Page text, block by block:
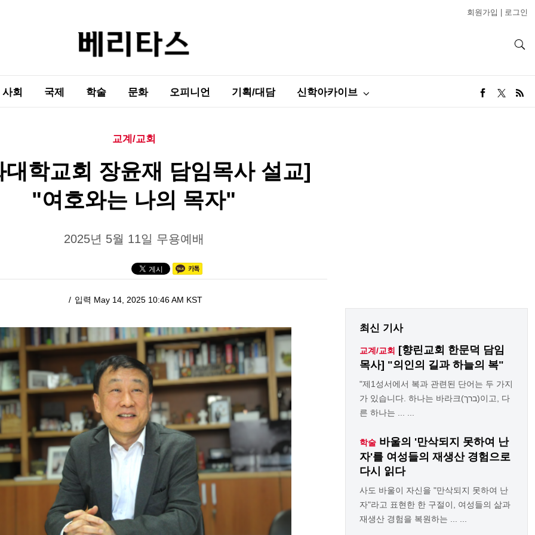
회원가입 로그인
사회 국제 학술 문화 오피니언 기획/대담 신학아카이브
교계/교회
대학교회 장윤재 담임목사 설교]
"여호와는 나의 목자"
2025년 5월 11일 무용예배
입력 May 14, 2025 10:46 AM KST
최신 기사
교계/교회
[향린교회 한문덕 담임
목사] "의인의 길과 하늘의 복"
"제1성서에서 복과 관련된 단어는 두 가지
가 있습니다. 하나는 바라크(ברך)이고, 다
른 하나는 ... ...
학술 바울의 '만삭되지 못하여 난
자'를 여성들의 재생산 경험으로
다시 읽다
사도 바울이 자신을 "만삭되지 못하여 난
자"라고 표현한 한 구절이, 여성들의 삶과
재생산 경험을 복원하는 ... ...